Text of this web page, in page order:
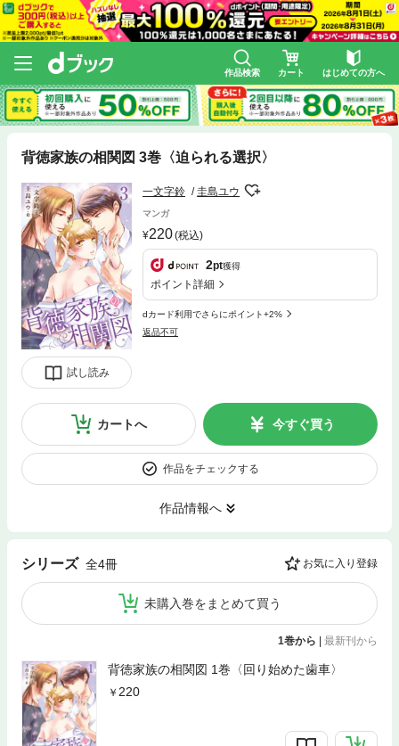
作品検索 カート はじめての方へ
背徳家族の相関図 3巻〈迫られる選択〉
試し読み
一文字鈴 圭島ユウ
マンガ
220(税込)
2pt獲得
ポイント詳細
dカード利用でさらにポイント+2%
返品不可
カートへ 今すぐ買う
作品をチェックする
作品情報へ
シリーズ 全4冊 お気に入り登録
未購入巻をまとめて買う
1巻から 最新刊から
背徳家族の相関図 1巻〈回り始めた歯車〉
220